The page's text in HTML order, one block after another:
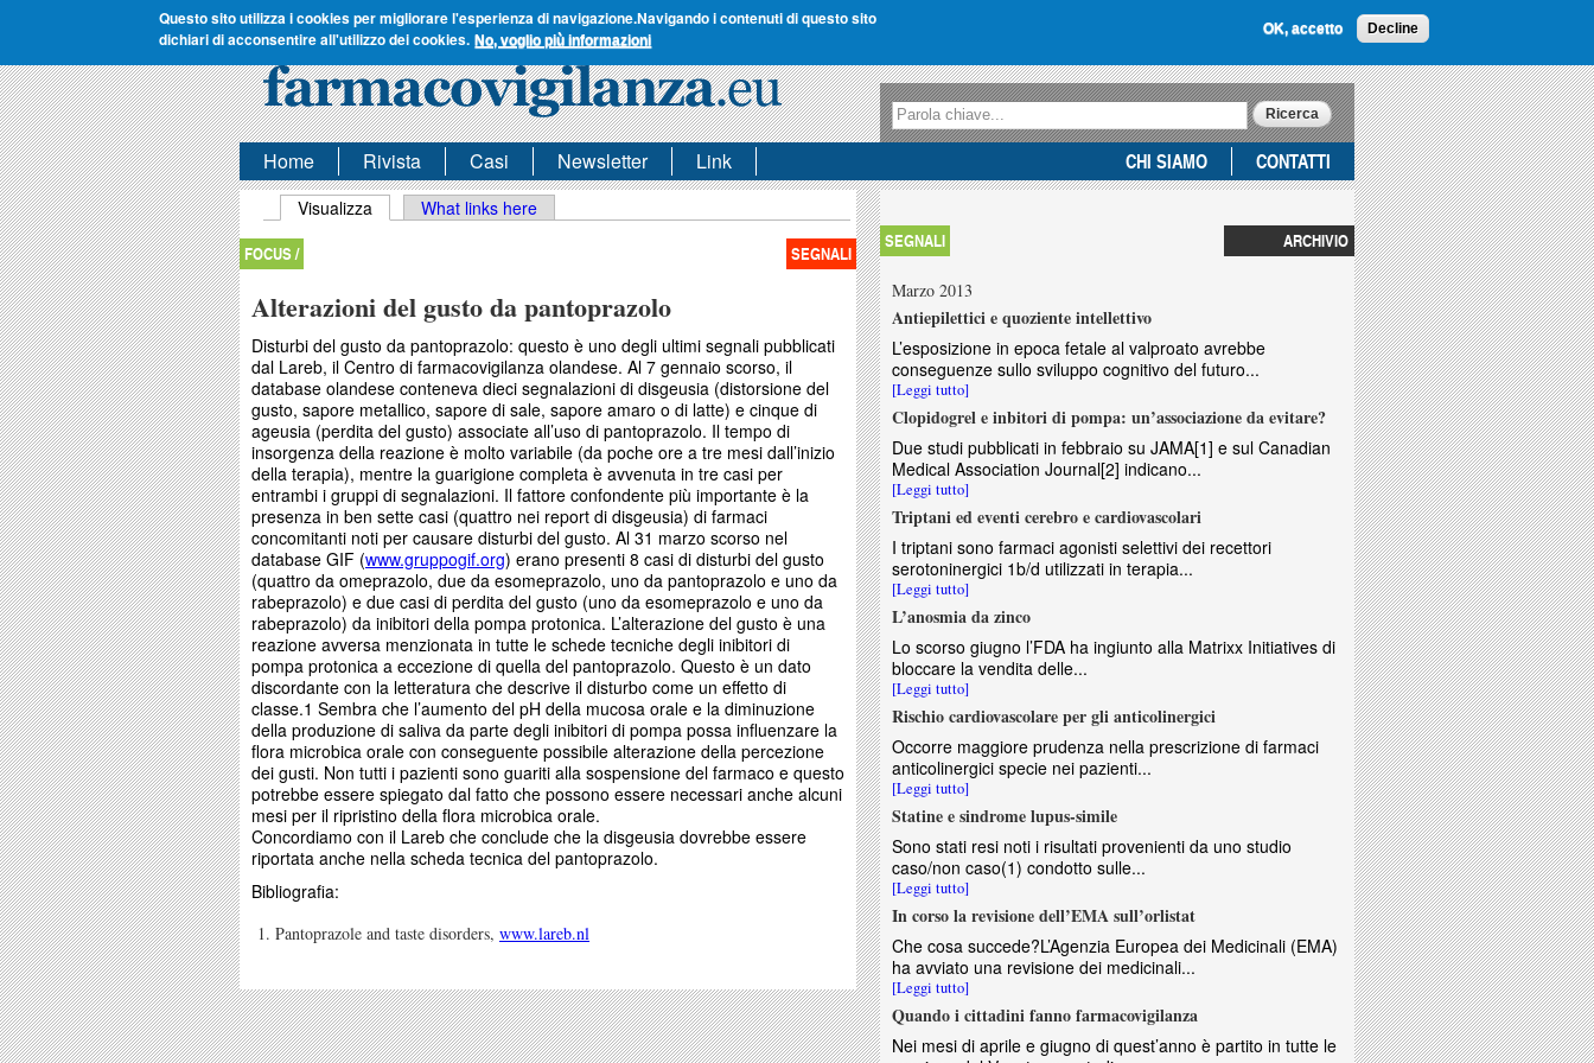
Questo sito utilizza i cookies per migliorare l'esperienza di navigazione.Navigando i contenuti di questo sito
dichiari di acconsentire all'utilizzo dei cookies. No, voglio più informazioni
OK, accetto Decline
Form di ricerca
Ricerca
Home
Rivista Casi Newsletter Link CHI SIAMO CONTATTI
Schede primarie
Visualizza (scheda attiva)
What links here
FOCUS /
SEGNALI
Alterazioni del gusto da pantoprazolo
Disturbi del gusto da pantoprazolo: questo è uno degli ultimi segnali pubblicati
dal Lareb, il Centro di farmacovigilanza olandese. Al 7 gennaio scorso, il
database olandese conteneva dieci segnalazioni di disgeusia (distorsione del
gusto, sapore metallico, sapore di sale, sapore amaro o di latte) e cinque di
ageusia (perdita del gusto) associate all’uso di pantoprazolo. Il tempo di
insorgenza della reazione è molto variabile (da poche ore a tre mesi dall’inizio
della terapia), mentre la guarigione completa è avvenuta in tre casi per
entrambi i gruppi di segnalazioni. Il fattore confondente più importante è la
presenza in ben sette casi (quattro nei report di disgeusia) di farmaci
concomitanti noti per causare disturbi del gusto. Al 31 marzo scorso nel
database GIF (www.gruppogif.org) erano presenti 8 casi di disturbi del gusto
(quattro da omeprazolo, due da esomeprazolo, uno da pantoprazolo e uno da
rabeprazolo) e due casi di perdita del gusto (uno da esomeprazolo e uno da
rabeprazolo) da inibitori della pompa protonica. L’alterazione del gusto è una
reazione avversa menzionata in tutte le schede tecniche degli inibitori di
pompa protonica a eccezione di quella del pantoprazolo. Questo è un dato
discordante con la letteratura che descrive il disturbo come un effetto di
classe.1 Sembra che l’aumento del pH della mucosa orale e la diminuzione
della produzione di saliva da parte degli inibitori di pompa possa influenzare la
flora microbica orale con conseguente possibile alterazione della percezione
dei gusti. Non tutti i pazienti sono guariti alla sospensione del farmaco e questo
potrebbe essere spiegato dal fatto che possono essere necessari anche alcuni
mesi per il ripristino della flora microbica orale.
Concordiamo con il Lareb che conclude che la disgeusia dovrebbe essere
riportata anche nella scheda tecnica del pantoprazolo.
Bibliografia:
Pantoprazole and taste disorders, www.lareb.nl
SEGNALI
Marzo 2013
Antiepilettici e quoziente intellettivo
L’esposizione in epoca fetale al valproato avrebbe
conseguenze sullo sviluppo cognitivo del futuro...
[Leggi tutto]
Clopidogrel e inbitori di pompa: un’associazione da evitare?
Due studi pubblicati in febbraio su JAMA[1] e sul Canadian
Medical Association Journal[2] indicano...
[Leggi tutto]
Triptani ed eventi cerebro e cardiovascolari
I triptani sono farmaci agonisti selettivi dei recettori
serotoninergici 1b/d utilizzati in terapia...
[Leggi tutto]
L’anosmia da zinco
Lo scorso giugno l’FDA ha ingiunto alla Matrixx Initiatives di
bloccare la vendita delle...
[Leggi tutto]
Rischio cardiovascolare per gli anticolinergici
Occorre maggiore prudenza nella prescrizione di farmaci
anticolinergici specie nei pazienti...
[Leggi tutto]
Statine e sindrome lupus-simile
Sono stati resi noti i risultati provenienti da uno studio
caso/non caso(1) condotto sulle...
[Leggi tutto]
In corso la revisione dell’EMA sull’orlistat
Che cosa succede?L’Agenzia Europea dei Medicinali (EMA)
ha avviato una revisione dei medicinali...
[Leggi tutto]
Quando i cittadini fanno farmacovigilanza
Nei mesi di aprile e giugno di quest’anno è partito in tutte le
ARCHIVIO